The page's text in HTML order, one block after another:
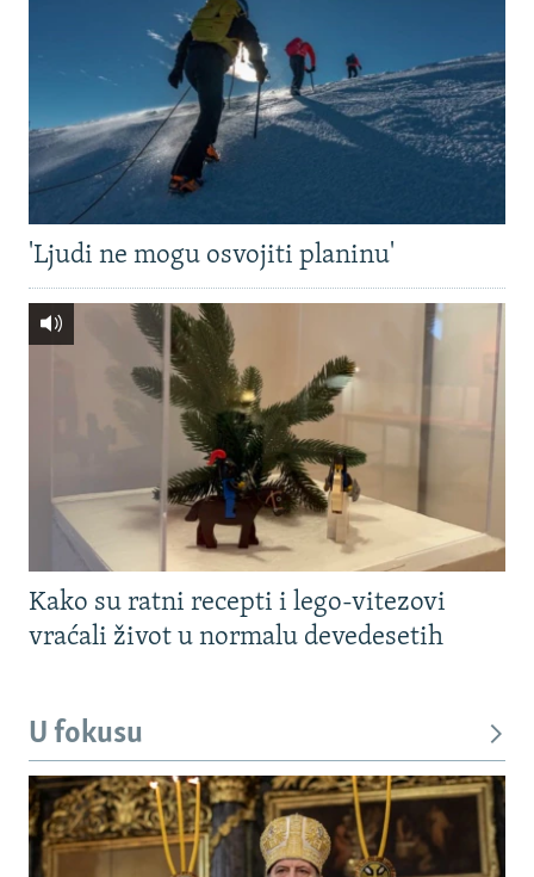
'Ljudi ne mogu osvojiti planinu'
Kako su ratni recepti i lego-vitezovi
vraćali život u normalu devedesetih
U fokusu